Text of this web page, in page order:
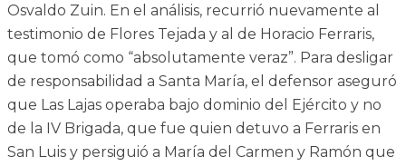
Osvaldo Zuin. En el análisis, recurrió nuevamente al
testimonio de Flores Tejada y al de Horacio Ferraris,
que tomó como “absolutamente veraz”. Para desligar
de responsabilidad a Santa María, el defensor aseguró
que Las Lajas operaba bajo dominio del Ejército y no
de la IV Brigada, que fue quien detuvo a Ferraris en
San Luis y persiguió a María del Carmen y Ramón que